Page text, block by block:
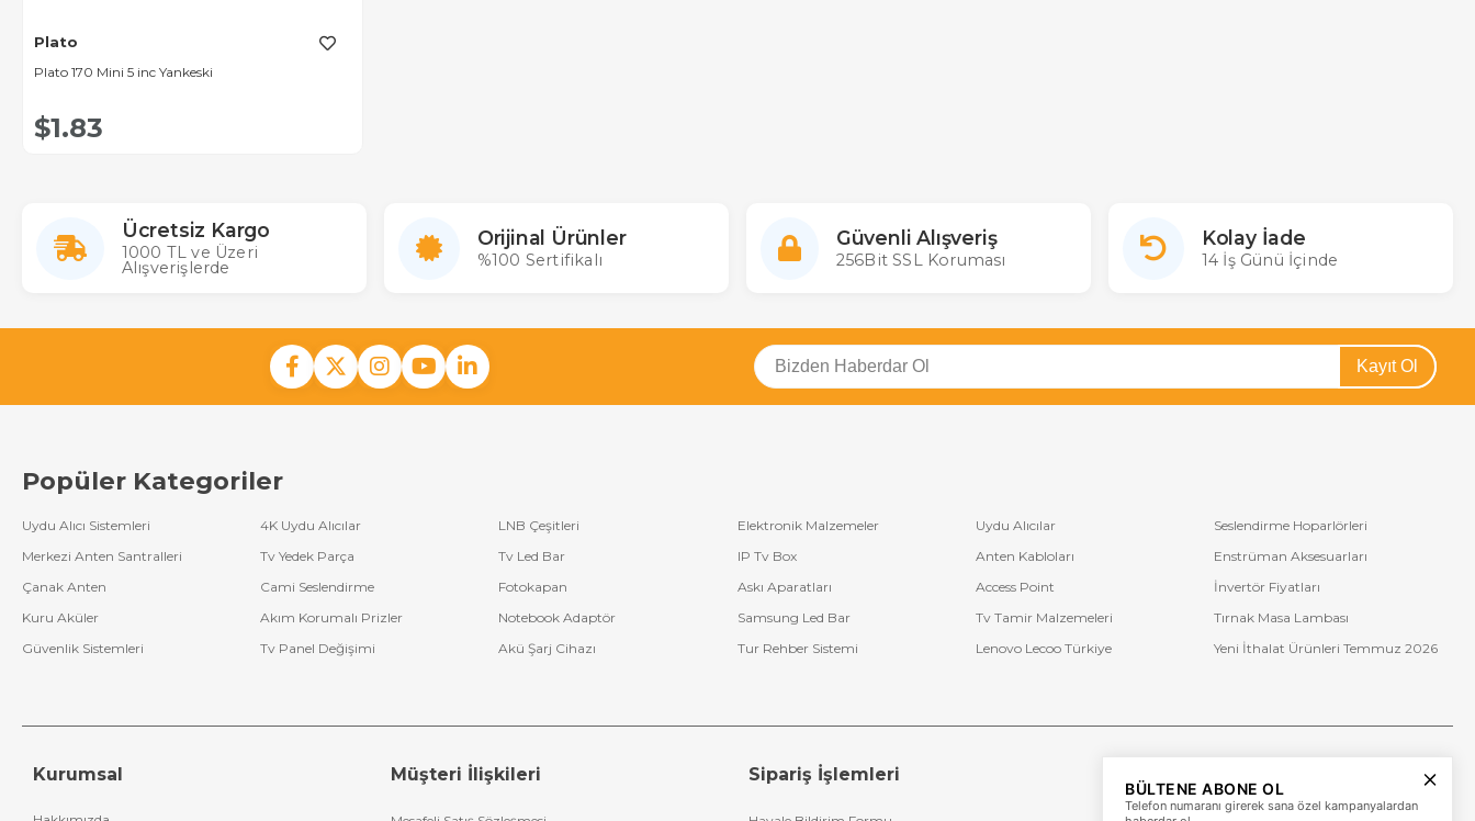
Plato
Plato 170 Mini 5 inc Yankeski
$1.83
Ücretsiz Kargo
1000 TL ve Üzeri
Alışverişlerde
Orijinal Ürünler
%100 Sertifikalı
Güvenli Alışveriş
256Bit SSL Koruması
Kolay İade
14 İş Günü İçinde
Kayıt Ol
Popüler Kategoriler
Uydu Alıcı Sistemleri 4K Uydu Alıcılar LNB Çeşitleri Elektronik Malzemeler Uydu Alıcılar
Seslendirme Hoparlörleri
Merkezi Anten Santralleri
Tv Yedek Parça Tv Led Bar IP Tv Box Anten Kabloları
Enstrüman Aksesuarları
Çanak Anten
Cami Seslendirme Fotokapan Askı Aparatları Access Point
İnvertör Fiyatları
Kuru Aküler
Akım Korumalı Prizler Notebook Adaptör Samsung Led Bar Tv Tamir Malzemeleri
Tırnak Masa Lambası
Güvenlik Sistemleri
Tv Panel Değişimi Akü Şarj Cihazı Tur Rehber Sistemi Lenovo Lecoo Türkiye Yeni İthalat Ürünleri Temmuz 2026
Kurumsal Müşteri İlişkileri Sipariş İşlemleri
+90 (850) 473 08 08
BÜLTENE ABONE OL
Telefon numaranı girerek sana özel kampanyalardan